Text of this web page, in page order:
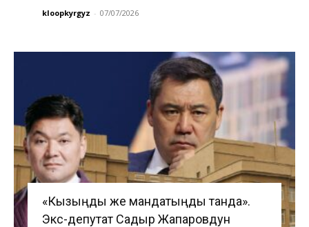
kloopkyrgyz - 07/07/2026
«Кызыңды же мандатыңды танда».
Экс-депутат Садыр Жапаровдун